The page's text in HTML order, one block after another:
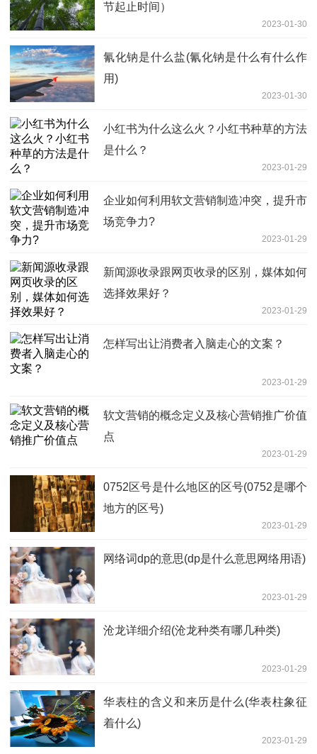
节起止时间）
2023-01-30
氰化钠是什么盐(氰化钠是什么有什么作
用)
2023-01-30
小红书为什么这么火？小红书种草的方法
是什么？
2023-01-29
企业如何利用软文营销制造冲突，提升市
场竞争力?
2023-01-29
新闻源收录跟网页收录的区别，媒体如何
选择效果好？
2023-01-29
怎样写出让消费者入脑走心的文案？
2023-01-29
软文营销的概念定义及核心营销推广价值
点
2023-01-29
0752区号是什么地区的区号(0752是哪个
地方的区号)
2023-01-29
网络词dp的意思(dp是什么意思网络用语)
2023-01-29
沧龙详细介绍(沧龙种类有哪几种类)
2023-01-29
华表柱的含义和来历是什么(华表柱象征
着什么)
2023-01-29